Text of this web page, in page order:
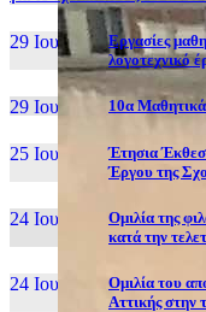
29 Ιουν, 26
Εργασίες
λογοτεχνικό
29 Ιουν, 26 10α
25 Ιουν, 26
Έτησια
Έργου της
24 Ιουν, 26
Ομιλία της
κατά την
24 Ιουν, 26
Ομιλία του
Αττικής στην